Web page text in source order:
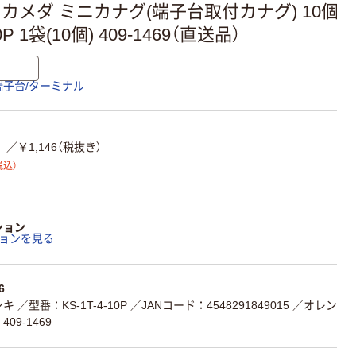
メダ ミニカナグ(端子台取付カナグ) 10個
1袋(10個) 409-1469（直送品）
子台/ターミナル
／￥1,146（税抜き）
込）
ョン
ンを見る
キ ／型番：KS-1T-4-10P ／JANコード：4548291849015 ／オレン
409-1469